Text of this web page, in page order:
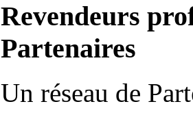
Revendeurs
Partenaires
Un réseau de